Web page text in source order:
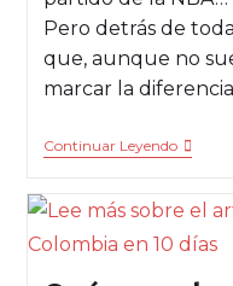
Pero detrás de
que, aunque no
marcar la
Continuar Leyendo